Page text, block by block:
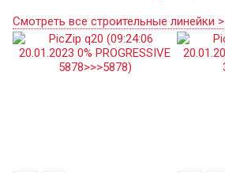
Смотреть все строительные линейки >